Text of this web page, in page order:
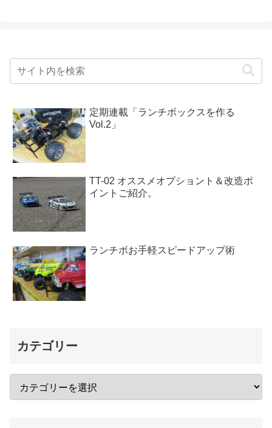
定期連載「ランチボックスを作る
Vol.2」
TT-02 オススメオプショント＆改造ポ
イントご紹介。
ランチボお手軽スピードアップ術
カテゴリー